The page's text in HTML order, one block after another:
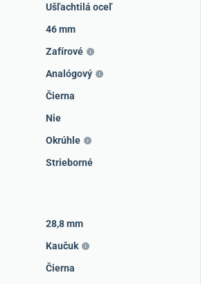
Ušľachtilá oceľ
46 mm
Zafírové
Analógový
Čierna
Nie
Okrúhle
Strieborné
28,8 mm
Kaučuk
Čierna